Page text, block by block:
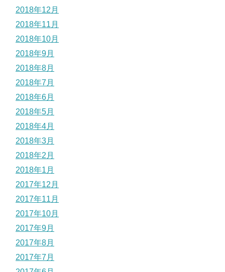
2018年12月
2018年11月
2018年10月
2018年9月
2018年8月
2018年7月
2018年6月
2018年5月
2018年4月
2018年3月
2018年2月
2018年1月
2017年12月
2017年11月
2017年10月
2017年9月
2017年8月
2017年7月